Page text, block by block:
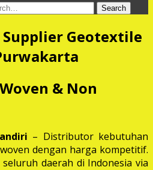
Search
Supplier Geotextile
& Non
– Distributor kebutuhan
dengan harga kompetitif.
daerah di Indonesia via